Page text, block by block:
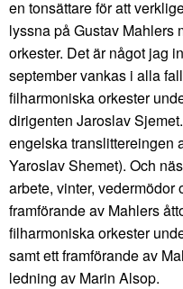
en tonsättare för att
lyssna på Gustav Mahlers
orkester. Det är något jag
september vankas i alla
filharmoniska orkester
dirigenten Jaroslav
engelska translittereingen
Yaroslav Shemet). Och
arbete, vinter,
framförande av Mahlers
filharmoniska orkester
samt ett framförande av
ledning av Marin Alsop.